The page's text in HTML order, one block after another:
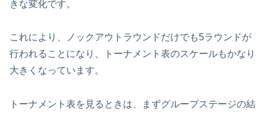
きな変化です。
これにより、ノックアウトラウンドだけでも5ラウンドが
行われることになり、トーナメント表のスケールもかなり
大きくなっています。
トーナメント表を見るときは、まずグループステージの結